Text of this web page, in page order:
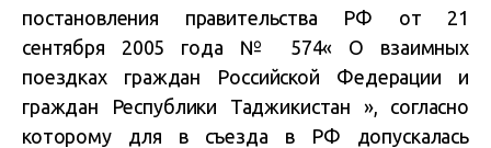
постановления правительства РФ от 21
сентября 2005 года № 574« О взаимных
поездках граждан Российской Федерации и
граждан Республики Таджикистан », согласно
которому для в съезда в РФ допускалась